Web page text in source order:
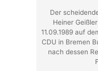
Der
Heiner
11.09.1989 auf
CDU in Bremen
nach dessen